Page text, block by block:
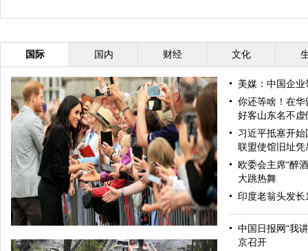
国际 国内 财经 文化
美媒：中国企
你还等啥！在
好客山东名不虚
习近平抵塞开
联盟使馆旧址凭
欧委会主席“醉
大跳热舞
印度老翁头发
中国日报网“我
京召开